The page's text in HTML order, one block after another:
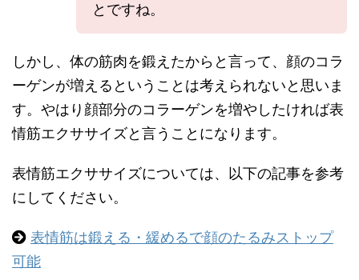
とですね。
しかし、体の筋肉を鍛えたからと言って、顔のコラ
ーゲンが増えるということは考えられないと思いま
す。やはり顔部分のコラーゲンを増やしたければ表
情筋エクササイズと言うことになります。
表情筋エクササイズについては、以下の記事を参考
にしてください。
表情筋は鍛える・緩めるで顔のたるみストップ
可能